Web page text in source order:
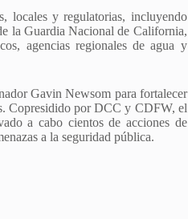
locales y regulatorias, incluyendo
la Guardia Nacional de California,
agencias regionales de agua y
Gavin Newsom para fortalecer
Copresidido por DCC y CDFW, el
a cabo cientos de acciones de
a la seguridad pública.